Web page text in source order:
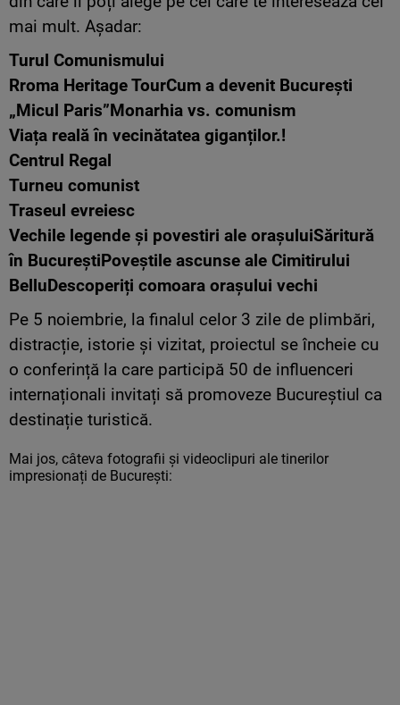
mai mult. Așadar:
Turul Comunismului
Rroma Heritage TourCum a devenit București
„Micul Paris”Monarhia vs. comunism
Viața reală în vecinătatea giganților.!
Centrul Regal
Turneu comunist
Traseul evreiesc
Vechile legende și povestiri ale orașuluiSăritură
în BucureștiPoveștile ascunse ale Cimitirului
BelluDescoperiți comoara orașului vechi
Pe 5 noiembrie, la finalul celor 3 zile de plimbări,
distracție, istorie și vizitat, proiectul se încheie cu
o conferință la care participă 50 de influenceri
internaționali invitați să promoveze Bucureștiul ca
destinație turistică.
Mai jos, câteva fotografii și videoclipuri ale tinerilor
impresionați de București: